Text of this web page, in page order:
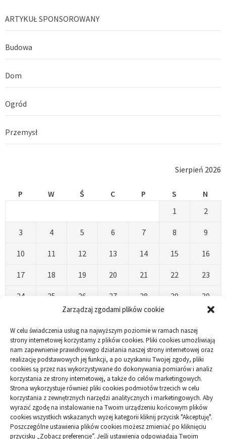
Zarządzaj zgodami plików cookie
W celu świadczenia usług na najwyższym poziomie w ramach naszej
strony internetowej korzystamy z plików cookies. Pliki cookies umożliwiają
nam zapewnienie prawidłowego działania naszej strony internetowej oraz
realizację podstawowych jej funkcji, a po uzyskaniu Twojej zgody, pliki
cookies są przez nas wykorzystywane do dokonywania pomiarów i analiz
korzystania ze strony internetowej, a także do celów marketingowych.
Strona wykorzystuje również pliki cookies podmiotów trzecich w celu
korzystania z zewnętrznych narzędzi analitycznych i marketingowych. Aby
wyrazić zgodę na instalowanie na Twoim urządzeniu końcowym plików
cookies wszystkich wskazanych wyżej kategorii kliknij przycisk "Akceptuję".
Poszczególne ustawienia plików cookies możesz zmieniać po kliknięciu
przycisku „Zobacz preferencje”. Jeśli ustawienia odpowiadają Twoim
ARTYKUŁ SPONSOROWANY
Budowa
Dom
Ogród
Przemysł
Sierpień 2026
P W Ś C P S
N
1
2
3 4 5 6 7 8 9
10 11 12 13 14 15 16
17 18 19 20 21 22 23
24 25 26 27 28 29 30
« Kwi
Polityka plików cookies (EU) |Polityka prywatności